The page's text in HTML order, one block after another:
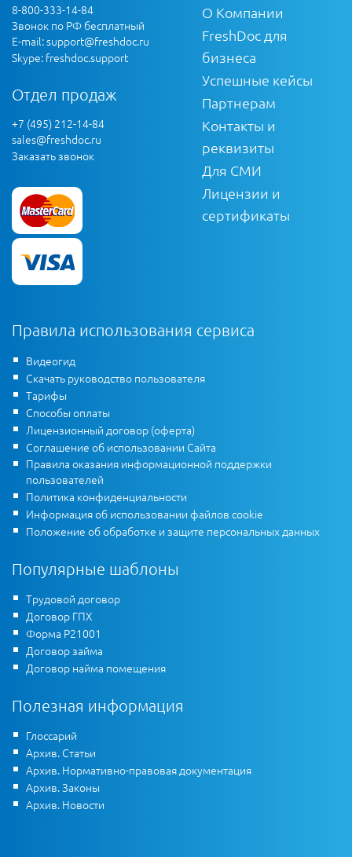
8-800-333-14-84
Звонок по РФ бесплатный
E-mail:support@freshdoc.ru
Skype: freshdoc.support
Отдел продаж
+7 (495) 212-14-84
sales@freshdoc.ru
Заказать звонок
О Компании
FreshDoc для
бизнеса
Успешные кейсы
Партнерам
Контакты и
реквизиты
Для СМИ
Лицензии и
сертификаты
Правила использования сервиса
Видеогид
Скачать руководство пользователя
Тарифы
Способы оплаты
Лицензионный договор (оферта)
Соглашение об использовании Сайта
Правила оказания информационной поддержки
пользователей
Политика конфиденциальности
Информация об использовании файлов cookie
Положение об обработке и защите персональных данных
Популярные шаблоны
Трудовой договор
Договор ГПХ
Форма Р21001
Договор займа
Договор найма помещения
Полезная информация
Глоссарий
Архив. Статьи
Архив. Нормативно-правовая документация
Архив. Законы
Архив. Новости